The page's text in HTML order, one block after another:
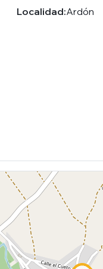
Localidad:Ardón